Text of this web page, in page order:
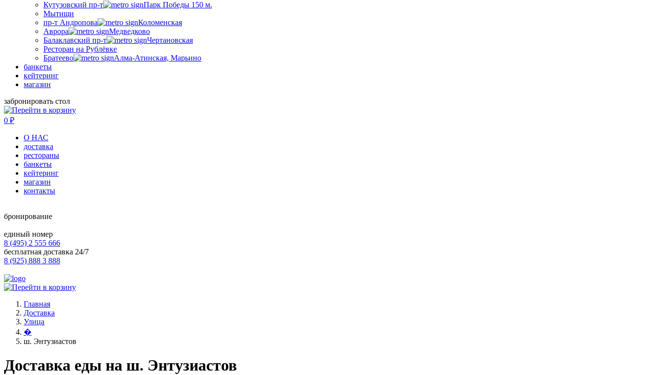
Кутузовский пр-т
Парк Победы 150 м.
Мытищи
пр-т Андропова
Коломенская
Аврора
Медведково
Балаклавский пр-т
Чертановская
Ресторан на Рублёвке
Братеево
Алма-Атинская, Марьино
банкеты
кейтеринг
магазин
забронировать стол
0 ₽
О НАС
доставка
рестораны
банкеты
кейтеринг
магазин
контакты
бронирование
единый номер
8 (495) 2 555 666
бесплатная доставка 24/7
8 (925) 888 3 888
Главная
Доставка
Улица
�
ш. Энтузиастов
Доставка еды на ш. Энтузиастов